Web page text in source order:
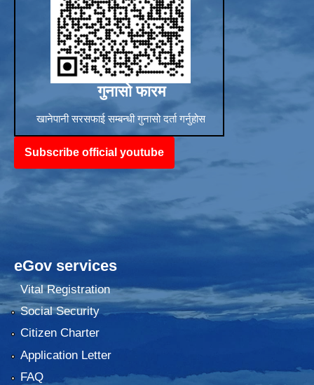
गुनासो फारम
खानेपानी सरसफाई सम्बन्धी गुनासो दर्ता गर्नुहोस
Subscribe official youtube
eGov services
Vital Registration
Social Security
Citizen Charter
Application Letter
FAQ